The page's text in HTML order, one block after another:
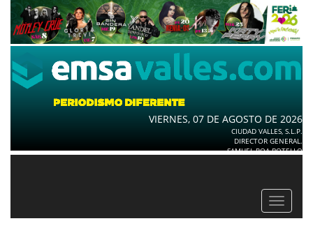
VIERNES, 07 DE AGOSTO DE 2026
CIUDAD VALLES, S.L.P.
DIRECTOR GENERAL.
SAMUEL ROA BOTELLO
Toggle